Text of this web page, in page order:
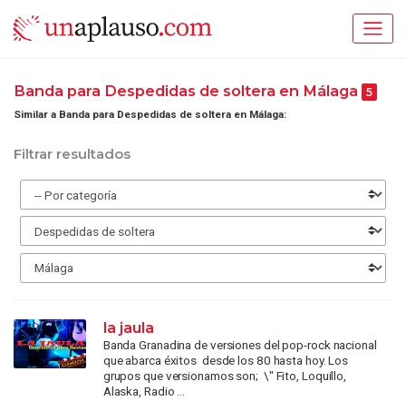
Banda para Despedidas de soltera en Málaga 5
Similar a Banda para Despedidas de soltera en Málaga:
Filtrar resultados
la jaula
Banda Granadina de versiones del pop-rock nacional
que abarca éxitos desde los 80 hasta hoy. Los
grupos que versionamos son; \" Fito, Loquillo,
Alaska, Radio ...